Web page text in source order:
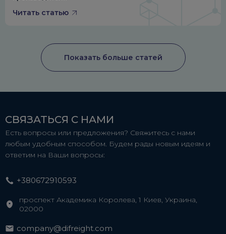
Читать статью
Показать больше статей
СВЯЗАТЬСЯ С НАМИ
Есть вопросы или предложения? Свяжитесь с нами
любым удобным способом. Будем рады новым идеям и
ответим на Ваши вопросы:
+380672910593
проспект Академика Королева, 1 Киев, Украина,
02000
company@difreight.com